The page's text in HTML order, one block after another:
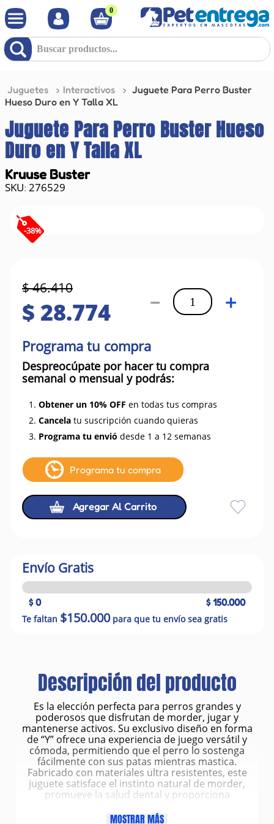
0
Buscar productos...
Juguetes Interactivos
Juguete Para Perro Buster
Hueso Duro en Y Talla XL
Juguete Para Perro Buster Hueso
Duro en Y Talla XL
Kruuse Buster
: 276529
-38%
$46.410
$ 28.774 ＋
－
Programa tu compra
Despreocúpate por hacer tu compra
semanal o mensual y podrás:
1. Obtener un 10% OFF en todas tus compras
2. Cancela tu suscripción cuando quieras
3. Programa tu envió desde 1 a 12 semanas
Programa tu compra
Agregar Al Carrito
Envío Gratis
$ 0 $ 150.000
Te faltan $150.000para que tu envío sea gratis
Descripción del producto
Es la elección perfecta para perros grandes y
poderosos que disfrutan de morder, jugar y
mantenerse activos. Su exclusivo diseño en forma
de “Y” ofrece una experiencia de juego versátil y
cómoda, permitiendo que el perro lo sostenga
fácilmente con sus patas mientras mastica.
Fabricado con materiales ultra resistentes, este
juguete satisface el instinto natural de morder,
promueve la salud dental y proporciona
Características
MOSTRAR MÁS